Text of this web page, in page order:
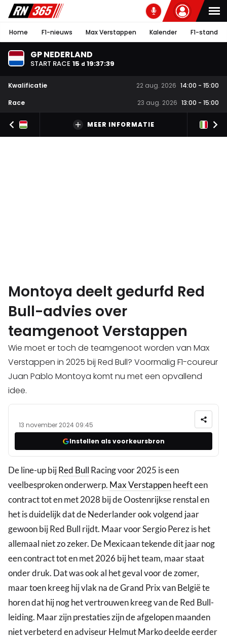
Home F1-nieuws Max Verstappen Kalender F1-stand
GP NEDERLAND
START RACE 15 d 19:37:38
Kwalificatie 22 aug. 2026 14:00 - 15:00
Race
23 aug. 2026 13:00 - 15:00
MEER INFORMATIE
Montoya deelt gedurfd Red
Bull-advies over
teamgenoot Verstappen
Wie moet er toch de teamgenoot worden van Max
Verstappen in 2025 bij Red Bull? Voormalig F1-coureur
Juan Pablo Montoya komt nu met een opvallend
idee.
13 november 2024 09:45
Instellen als voorkeursbron
De line-up bijRed Bull Racing voor 2025 is een
veelbesproken onderwerp. Max Verstappenheeft een
contract tot en met 2028 bij de Oostenrijkse renstal en
het is duidelijk dat de Nederlander ook volgend jaar
gewoon bij Red Bull rijdt. Maar voor Sergio Perez is het
allemaal niet zo zeker. De Mexicaan tekende dit jaar nog
een contract tot en met 2026 bij het team, maar staat
onder druk. Dat was ook al het geval voor de zomer,
maar toen kreeg hij vlak na de Grand Prix van België te
horen dat hij nog het vertrouwen kreeg van de Red Bull-
leiding. Maar zijn prestaties zijn de afgelopen maanden
niet verbeterd en adviseur Helmut Marko deelde eerder